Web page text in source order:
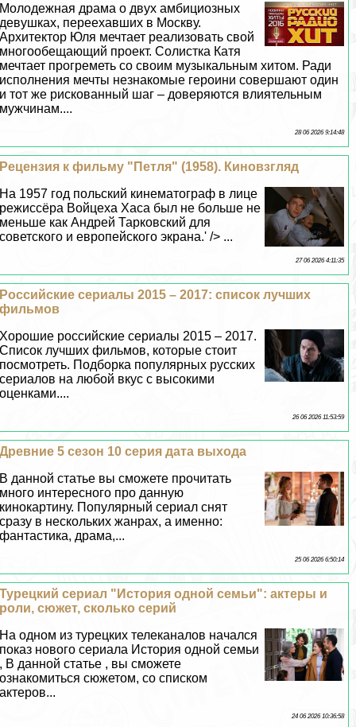
Молодежная драма о двух амбициозных
дeвyшках, переехавших в Москву.
Архитектор Юля мечтает реализовать свой
многообещающий проект. Солистка Катя
мечтает прогреметь со своим музыкальным хитом. Ради
исполнения мечты незнакомые героини совершают один
и тот же рискованный шаг – доверяются влиятельным
мужчинам....
28 06 2026 9:14:48
Рецензия к фильму "Петля" (1958). Киновзгляд
На 1957 год польский кинематограф в лице
режиссёра Войцеха Хаса был не больше не
меньше как Андрей Тарковский для
советского и европейского экрана.' /> ...
27 06 2026 4:11:35
Российские сериалы 2015 – 2017: список лучших
фильмов
Хорошие российские сериалы 2015 – 2017.
Список лучших фильмов, которые стоит
посмотреть. Подборка популярных русских
сериалов на любой вкус с высокими
оценками....
26 06 2026 11:53:59
Древние 5 сезон 10 серия дата выхода
В данной статье вы сможете прочитать
много интересного про данную
кинокартину. Популярный сериал снят
сразу в нескольких жанрах, а именно:
фантастика, драма,...
25 06 2026 6:50:14
Турецкий сериал "История одной семьи": актеры и
роли, сюжет, сколько серий
На одном из турецких телеканалов начался
показ нового сериала История одной семьи
, В данной статье , вы сможете
ознакомиться сюжетом, со списком
актеров...
24 06 2026 10:36:58